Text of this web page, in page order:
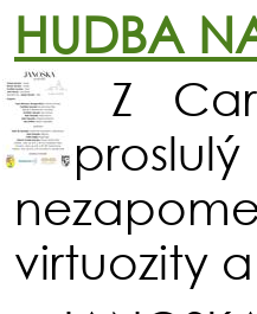
HUDBA
Z
virtuozity